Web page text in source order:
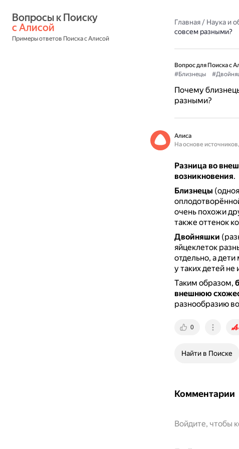
с Алисой
Примеры ответов Поиска с Алисой
Главная/ Наука и
совсем разными?
Вопрос для Поиска с
#Близнецы
Почему
разными?
Алиса
На основе
Разница во
возникновения.
Близнецы
очень похожи
также оттенок
Двойняшки
яйцеклеток
отдельно, а дети
у таких детей не
Таким образом,
внешнюю
разнообразию
0
Найти в Поиске
Комментарии
Войдите, чтобы